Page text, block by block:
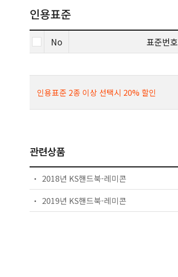
인용표준
No 표준번호
인용표준 2종 이상 선택시 20% 할인
관련상품
2018년 KS핸드북-레미콘
2019년 KS핸드북-레미콘